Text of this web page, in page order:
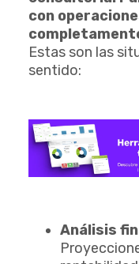
con
Estas son las
sentido:
Análisis